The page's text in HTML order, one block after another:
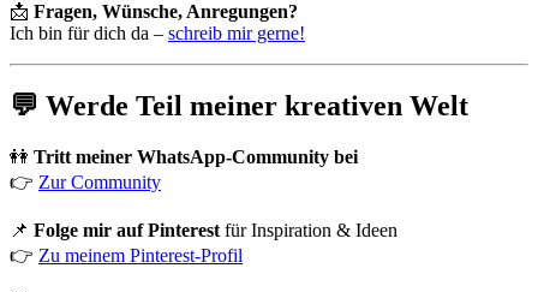
📩 Fragen, Wünsche, Anregungen?
Ich bin für dich da – schreib mir gerne!
💬 Werde Teil meiner kreativen Welt
👭 Tritt meiner WhatsApp-Community bei
👉 Zur Community
📌 Folge mir auf Pinterest für Inspiration & Ideen
👉 Zu meinem Pinterest-Profil